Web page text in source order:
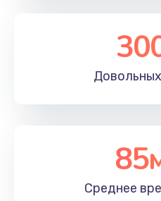
750
Замена
Настройка ОС
Довольных
Среднее